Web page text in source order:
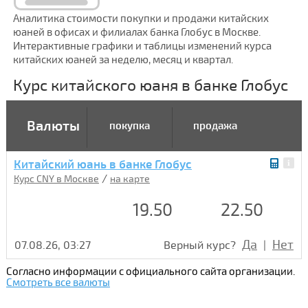
Аналитика стоимости покупки и продажи китайских
юаней в офисах и филиалах банка Глобус в Москве.
Интерактивные графики и таблицы изменений курса
китайских юаней за неделю, месяц и квартал.
Курс китайского юаня в банке Глобус
Валюты покупка продажа
Китайский юань в банке Глобус
Курс CNY в Москве / на карте
19.50 22.50
07.08.26, 03:27 Верный курс? Да | Нет
Согласно информации с официального сайта организации.
Смотреть все валюты